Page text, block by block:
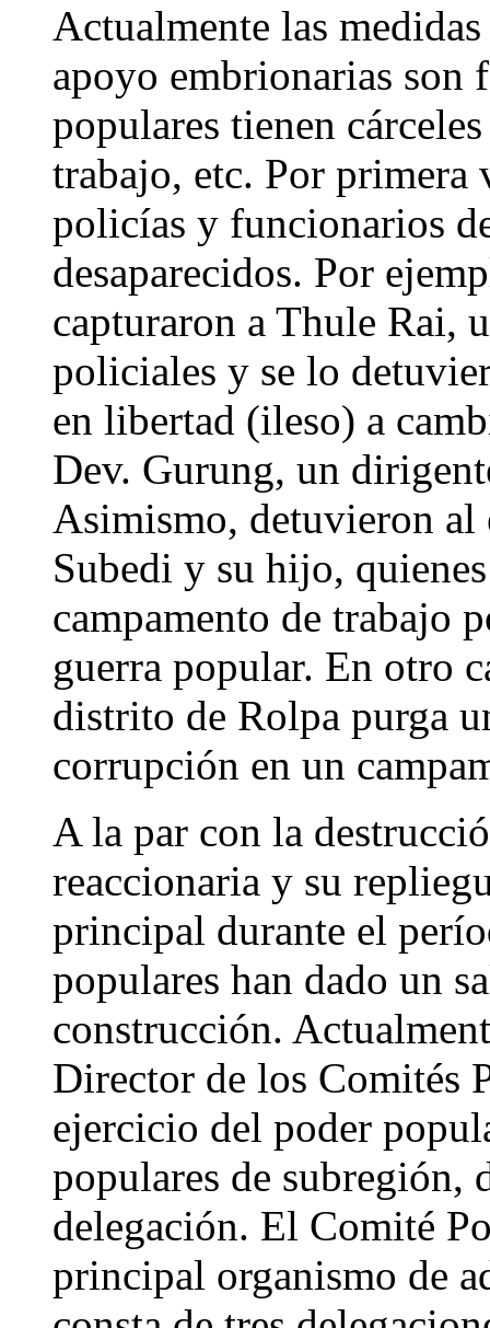
Actualmente las
apoyo embrionarias son
populares tienen
trabajo, etc. Por primera
policías y funcionarios
desaparecidos. Por
capturaron a Thule Rai,
policiales y se lo
en libertad (ileso) a
Dev. Gurung, un
Asimismo, detuvieron
Subedi y su hijo,
campamento de trabajo
guerra popular. En otro
distrito de Rolpa purga
corrupción en un
A la par con la
reaccionaria y su
principal durante el
populares han dado un
construcción.
Director de los Comités
ejercicio del poder
populares de subregión,
delegación. El Comité
principal organismo de